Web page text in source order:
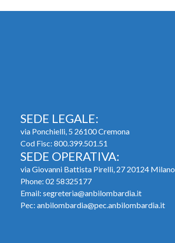
SEDE LEGALE:
via Ponchielli, 5 26100 Cremona
Cod Fisc: 800.399.501.51
SEDE OPERATIVA:
via Giovanni Battista Pirelli, 27 20124 Milano
Phone:02 58325177
Email:segreteria@anbilombardia.it
Pec:anbilombardia@pec.anbilombardia.it